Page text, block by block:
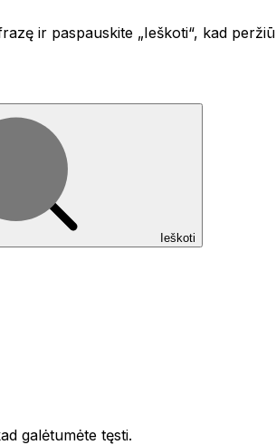
ir paspauskite „Ieškoti“, kad
Ieškoti
galėtumėte tęsti.